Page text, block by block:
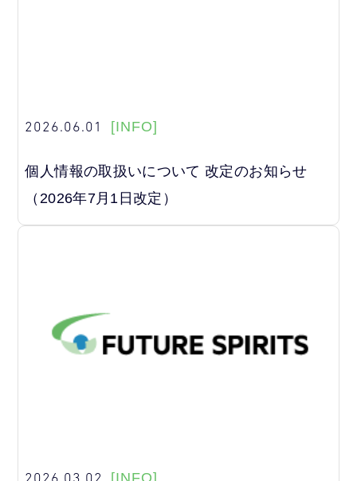
2026.06.01 [INFO]
個人情報の取扱いについて 改定のお知らせ
（2026年7月1日改定）